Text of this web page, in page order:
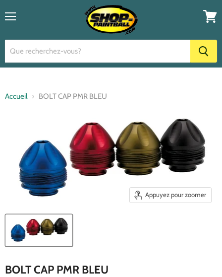
panier
Accueil BOLT CAP PMR BLEU
Appuyez pour zoomer
BOLT CAP PMR BLEU